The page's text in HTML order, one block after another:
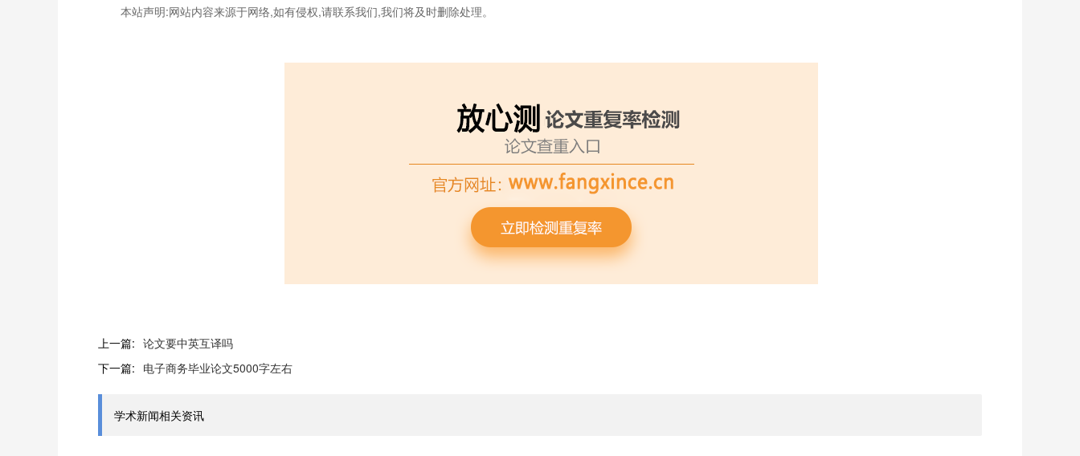
本站声明:网站内容来源于网络,如有侵权,请联系我们,我们将及时删除处理。
上一篇: 论文要中英互译吗
下一篇: 电子商务毕业论文5000字左右
学术新闻相关资讯